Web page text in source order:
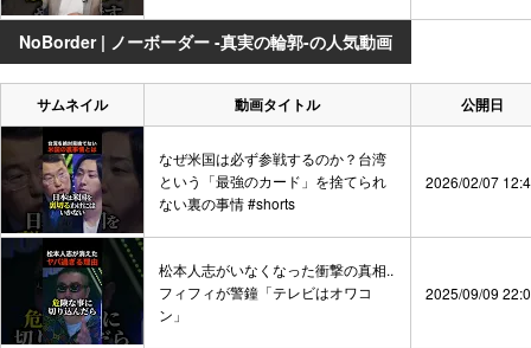
NoBorder | ノーボーダー -真実の輪郭-の人気動画
サムネイル 動画タイトル 公開日
なぜ米国は必ず参戦するのか？台湾
という「最強のカード」を捨てられ
ない裏の事情 #shorts
2026/02/07
松本人志がいなくなった衝撃の真相..
フィフィが警鐘「テレビはオワコ
ン」
2025/09/09